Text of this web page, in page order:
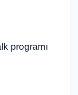
programı